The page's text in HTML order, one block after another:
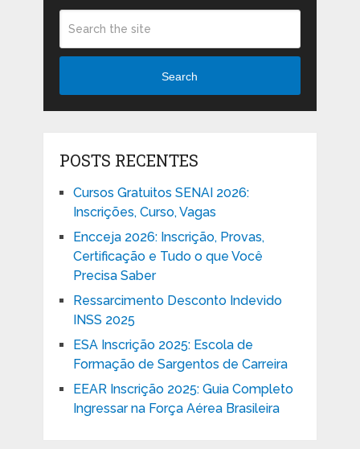
Search
POSTS RECENTES
Cursos Gratuitos SENAI 2026:
Inscrições, Curso, Vagas
Encceja 2026: Inscrição, Provas,
Certificação e Tudo o que Você
Precisa Saber
Ressarcimento Desconto Indevido
INSS 2025
ESA Inscrição 2025: Escola de
Formação de Sargentos de Carreira
EEAR Inscrição 2025: Guia Completo
Ingressar na Força Aérea Brasileira